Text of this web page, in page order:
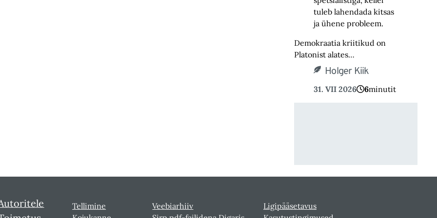
tuleb lahendada kitsas
ja ühene probleem.
Demokraatia kriitikud on
Platonist alates…
Holger Kiik
31. VII 2026 6minutit
Tellimine
Veebiarhiiv
Ligipääsetavus